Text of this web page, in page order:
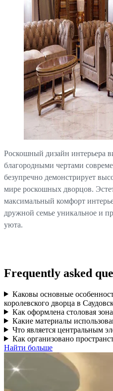
Роскошный дизайн интерьера
благородными чертами
безупречно демонстрирует
мире роскошных дворцов.
максимальный комфорт
дружной семье уникальное и
уюта.
Frequently asked
Каковы основные
королевского дворца в
Как оформлена столовая
Какие материалы
Что является центральным
Как организовано
Найти больше